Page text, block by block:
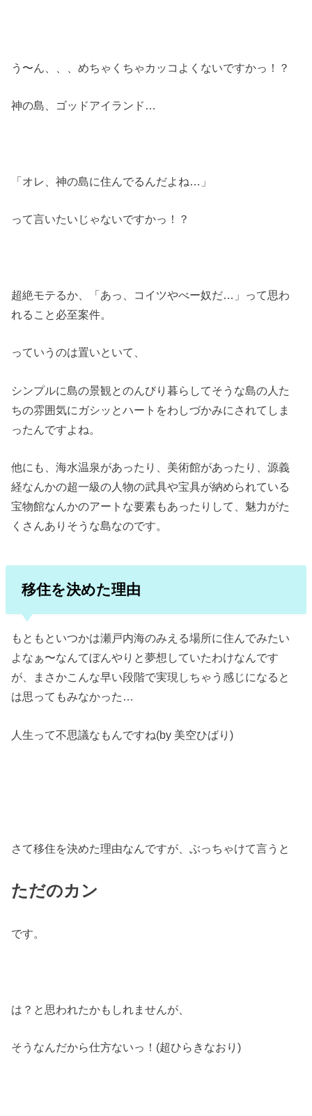
う〜ん、、、めちゃくちゃカッコよくないですかっ！？
神の島、ゴッドアイランド…
「オレ、神の島に住んでるんだよね…」
って言いたいじゃないですかっ！？
超絶モテるか、「あっ、コイツやべー奴だ…」って思わ
れること必至案件。
っていうのは置いといて、
シンプルに島の景観とのんびり暮らしてそうな島の人た
ちの雰囲気にガシッとハートをわしづかみにされてしま
ったんですよね。
他にも、海水温泉があったり、美術館があったり、源義
経なんかの超一級の人物の武具や宝具が納められている
宝物館なんかのアートな要素もあったりして、魅力がた
くさんありそうな島なのです。
移住を決めた理由
もともといつかは瀬戸内海のみえる場所に住んでみたい
よなぁ〜なんてぼんやりと夢想していたわけなんです
が、まさかこんな早い段階で実現しちゃう感じになると
は思ってもみなかった…
人生って不思議なもんですね(by 美空ひばり)
さて移住を決めた理由なんですが、ぶっちゃけて言うと
ただのカン
です。
は？と思われたかもしれませんが、
そうなんだから仕方ないっ！(超ひらきなおり)